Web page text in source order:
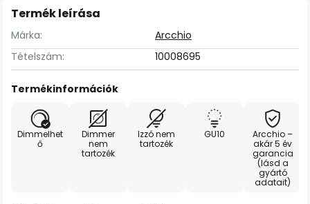
Termék leírása
Márka:
Arcchio
Tételszám:
10008695
Termékinformációk
Dimmelhet
ő
Dimmer
nem
tartozék
Izzó nem
tartozék
GU10
Arcchio –
akár 5 év
garancia
(lásd a
gyártó
adatait)